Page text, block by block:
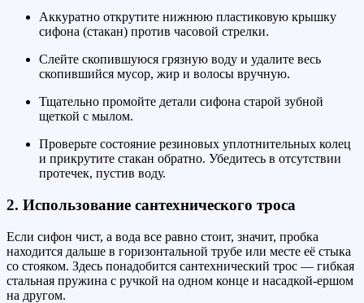
Аккуратно открутите нижнюю пластиковую крышку
сифона (стакан) против часовой стрелки.
Слейте скопившуюся грязную воду и удалите весь
скопившийся мусор, жир и волосы вручную.
Тщательно промойте детали сифона старой зубной
щеткой с мылом.
Проверьте состояние резиновых уплотнительных колец
и прикрутите стакан обратно. Убедитесь в отсутствии
протечек, пустив воду.
2. Использование сантехнического троса
Если сифон чист, а вода все равно стоит, значит, пробка
находится дальше в горизонтальной трубе или месте её стыка
со стояком. Здесь понадобится сантехнический трос — гибкая
стальная пружина с ручкой на одном конце и насадкой-ершом
на другом.